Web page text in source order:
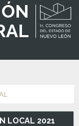
LOCAL 2021